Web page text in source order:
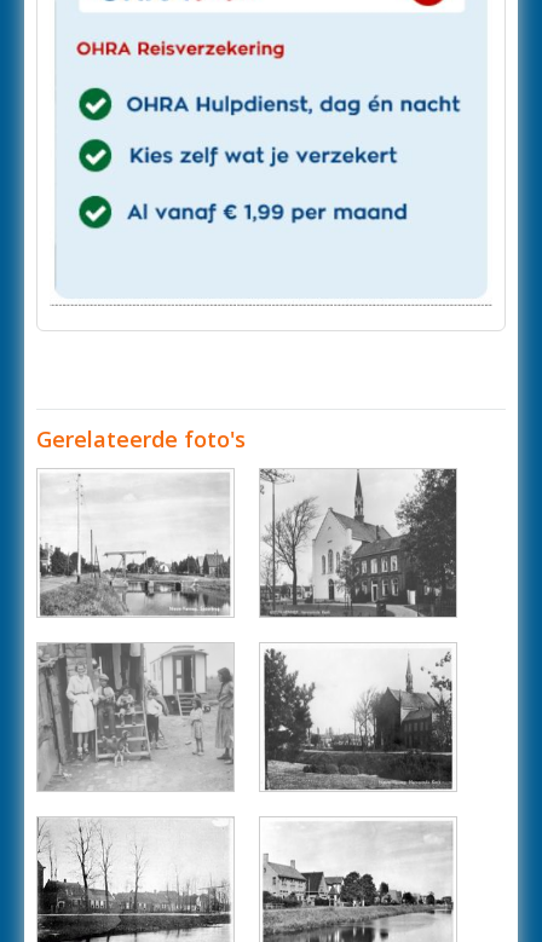
Gerelateerde foto's